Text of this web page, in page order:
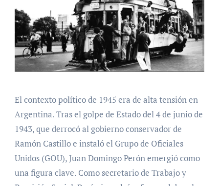
El contexto político de 1945 era de alta tensión en
Argentina. Tras el golpe de Estado del 4 de junio de
1943, que derrocó al gobierno conservador de
Ramón Castillo e instaló el Grupo de Oficiales
Unidos (GOU), Juan Domingo Perón emergió como
una figura clave. Como secretario de Trabajo y